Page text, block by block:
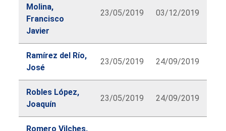
Molina,
Francisco
Javier
23/05/2019 03/12/2019
Ramírez del Río,
José
23/05/2019 24/09/2019
Robles López,
Joaquín
23/05/2019 24/09/2019
Romero Vilches,